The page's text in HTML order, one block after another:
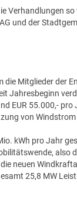
Verhandlungen
und der
Mitglieder der
Jahresbeginn
EUR 55.000,-
von
kWh pro Jahr
also
neuen
25,8 MW